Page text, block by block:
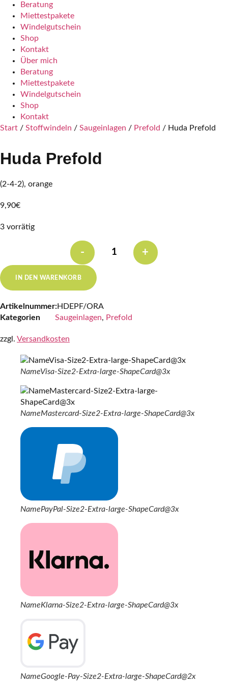
Beratung
Miettestpakete
Windelgutschein
Shop
Kontakt
Über mich
Beratung
Miettestpakete
Windelgutschein
Shop
Kontakt
Start / Stoffwindeln / Saugeinlagen / Prefold / Huda Prefold
Huda Prefold
(2-4-2), orange
9,90€
3 vorrätig
-
Huda
+
IN DEN WARENKORB
Artikelnummer:HDEPF/ORA
Kategorien
Saugeinlagen, Prefold
zzgl. Versandkosten
NameVisa-Size2-Extra-large-ShapeCard@3x
NameMastercard-Size2-Extra-large-ShapeCard@3x
NamePayPal-Size2-Extra-large-ShapeCard@3x
NameKlarna-Size2-Extra-large-ShapeCard@3x
NameGoogle-Pay-Size2-Extra-large-ShapeCard@2x